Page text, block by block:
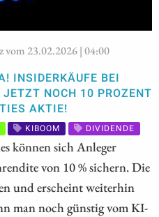
vom 23.02.2026 | 04:00
INSIDERKÄUFE BEI
NOCH 10 PROZENT
AKTIE!
KIBOOM DIVIDENDE
können sich Anleger
von 10 % sichern. Die
und erscheint weiterhin
man noch günstig vom KI-